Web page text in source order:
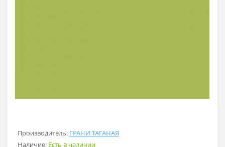
Производитель: ГРАНИ ТАГАНАЯ
Наличие: Есть в наличии